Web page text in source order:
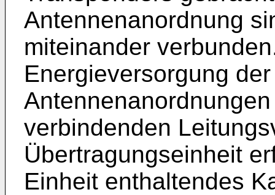
Antennenanordnung
miteinander
Energieversorgung
verbindenden
Übertragungseinheit
Einheit enthaltendes